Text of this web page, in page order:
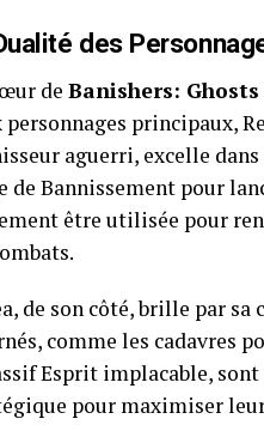
des
de Banishers:
personnages principaux,
aguerri, excelle
de Bannissement pour
être utilisée pour
de son côté, brille par sa
comme les cadavres
Esprit implacable,
pour maximiser